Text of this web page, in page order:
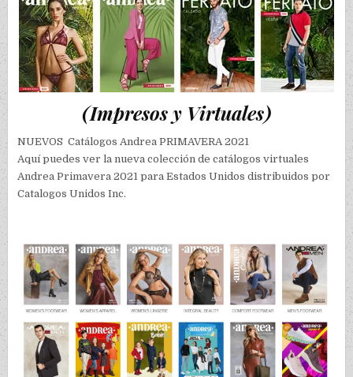
(Impresos y Virtuales)
NUEVOS Catálogos Andrea PRIMAVERA 2021
Aquí puedes ver la nueva colección de catálogos virtuales
Andrea Primavera 2021 para Estados Unidos distribuidos por
Catalogos Unidos Inc.